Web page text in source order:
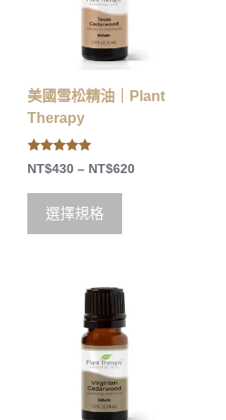
美國雪松精油｜Plant
Therapy
5.00
out of 5
NT$430 – NT$620
選擇規格